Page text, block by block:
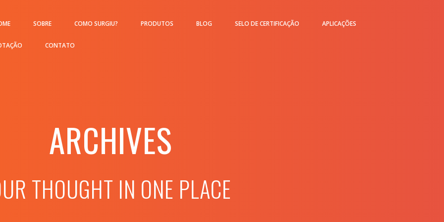
SOBRE COMO SURGIU? PRODUTOS BLOG SELO DE CERTIFICAÇÃO APLICAÇÕES
CONTATO
ARCHIVES
THOUGHT IN ONE PLACE